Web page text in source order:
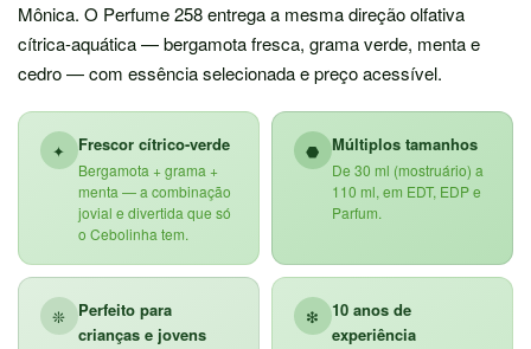
Mônica. O Perfume 258 entrega a mesma direção olfativa
cítrica-aquática — bergamota fresca, grama verde, menta e
cedro — com essência selecionada e preço acessível.
✦ Frescor cítrico-verde
Bergamota + grama +
menta — a combinação
jovial e divertida que só
o Cebolinha tem.
⬣ Múltiplos tamanhos
De 30 ml (mostruário) a
110 ml, em EDT, EDP e
Parfum.
❊ Perfeito para
crianças e jovens
❇
10 anos de
experiência